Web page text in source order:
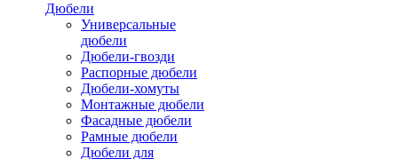
Дюбели
Универсальные
дюбели
Дюбели-гвозди
Распорные дюбели
Дюбели-хомуты
Монтажные дюбели
Фасадные дюбели
Рамные дюбели
Дюбели для